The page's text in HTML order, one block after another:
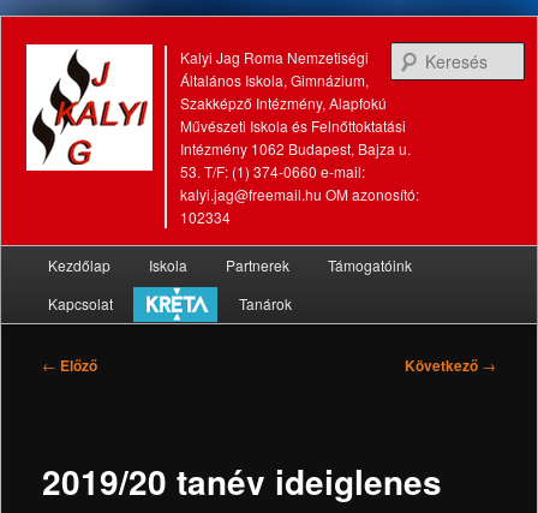
Kalyi Jag Roma Nemzetiségi
Általános Iskola, Gimnázium,
Szakképző Intézmény, Alapfokú
Művészeti Iskola és Felnőttoktatási
Intézmény 1062 Budapest, Bajza u.
53. T/F: (1) 374-0660 e-mail:
kalyi.jag@freemail.hu OM azonosító:
102334
Tovább
az
Tovább
a
Kezdőlap Iskola Partnerek
Támogatóink
Kapcsolat
Tanárok
Bejegyzés
← Előző Következő →
2019/20 tanév ideiglenes